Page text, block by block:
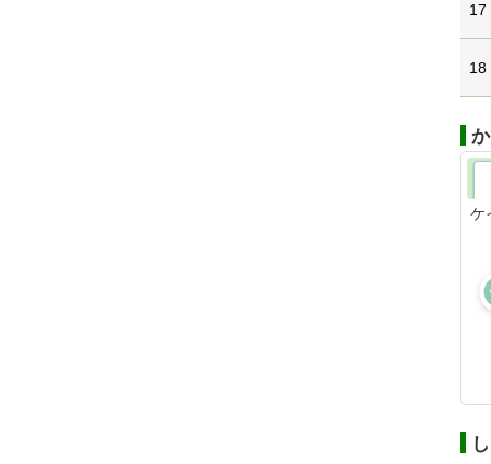
17
18
ケ